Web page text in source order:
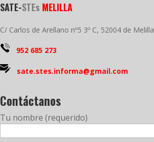
SATE-STEs MELILLA
C/ Carlos de Arellano nº5 3º C, 52004 de Melilla
952 685 273
sate.stes.informa@gmail.com
Contáctanos
Tu nombre (requerido)